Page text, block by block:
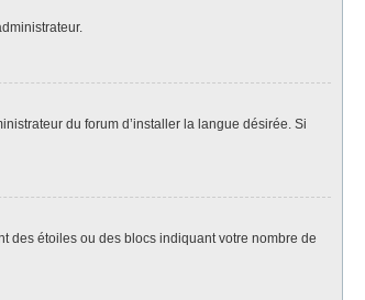
du forum d’installer la langue désirée. Si
des étoiles ou des blocs indiquant votre nombre de